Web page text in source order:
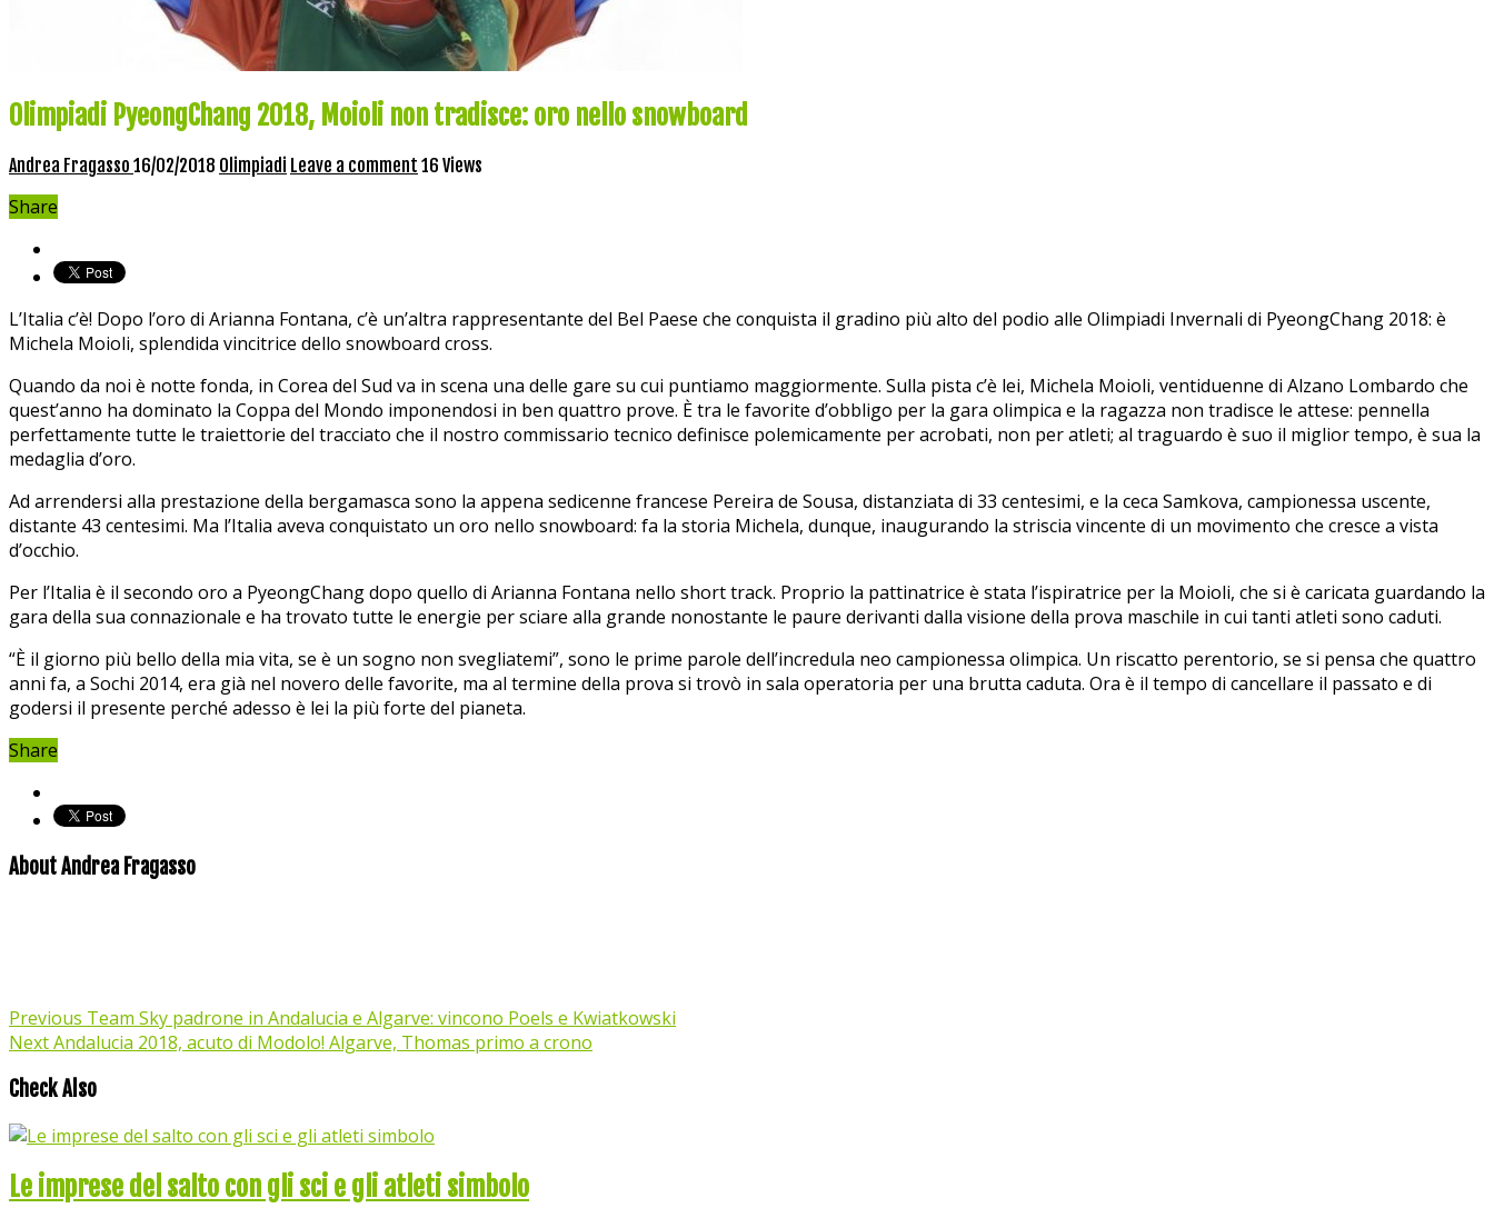
Olimpiadi PyeongChang 2018, Moioli non tradisce: oro nello snowboard
Andrea Fragasso 16/02/2018 Olimpiadi Leave a comment 16 Views
Share
L’Italia c’è! Dopo l’oro di Arianna Fontana, c’è un’altra rappresentante del Bel Paese che conquista il gradino più alto del podio alle Olimpiadi Invernali di PyeongChang 2018: è
Michela Moioli, splendida vincitrice dello snowboard cross.
Quando da noi è notte fonda, in Corea del Sud va in scena una delle gare su cui puntiamo maggiormente. Sulla pista c’è lei, Michela Moioli, ventiduenne di Alzano Lombardo che
quest’anno ha dominato la Coppa del Mondo imponendosi in ben quattro prove. È tra le favorite d’obbligo per la gara olimpica e la ragazza non tradisce le attese: pennella
perfettamente tutte le traiettorie del tracciato che il nostro commissario tecnico definisce polemicamente per acrobati, non per atleti; al traguardo è suo il miglior tempo, è sua la
medaglia d’oro.
Ad arrendersi alla prestazione della bergamasca sono la appena sedicenne francese Pereira de Sousa, distanziata di 33 centesimi, e la ceca Samkova, campionessa uscente,
distante 43 centesimi. Ma l’Italia aveva conquistato un oro nello snowboard: fa la storia Michela, dunque, inaugurando la striscia vincente di un movimento che cresce a vista
d’occhio.
Per l’Italia è il secondo oro a PyeongChang dopo quello di Arianna Fontana nello short track. Proprio la pattinatrice è stata l’ispiratrice per la Moioli, che si è caricata guardando la
gara della sua connazionale e ha trovato tutte le energie per sciare alla grande nonostante le paure derivanti dalla visione della prova maschile in cui tanti atleti sono caduti.
“È il giorno più bello della mia vita, se è un sogno non svegliatemi”, sono le prime parole dell’incredula neo campionessa olimpica. Un riscatto perentorio, se si pensa che quattro
anni fa, a Sochi 2014, era già nel novero delle favorite, ma al termine della prova si trovò in sala operatoria per una brutta caduta. Ora è il tempo di cancellare il passato e di
godersi il presente perché adesso è lei la più forte del pianeta.
Share
About Andrea Fragasso
Previous Team Sky padrone in Andalucia e Algarve: vincono Poels e Kwiatkowski
NextAndalucia 2018, acuto di Modolo! Algarve, Thomas primo a crono
Check Also
Le imprese del salto con gli sci e gli atleti simbolo